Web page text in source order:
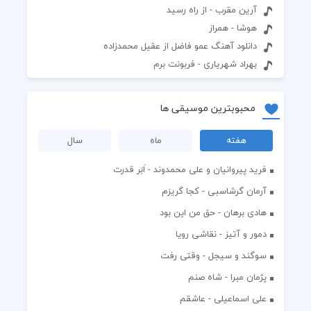
آرین مقرب - از راه رسید
هوشا - همراز
دانلود آهنگ عمو فاضل از عقیل محمدزاده
بهراد شهریاری - فربونت برم
محبوبترین موسیقی ها
هفته ماه
سال
فرید پیروانیان و علی محمدوند - اَبَر قدرت
آرمان گرشاسبی - کجا گریزم
هادی برهان - حق من این بود
دمور و آتیز - نقاشی رویا
سوگند و سیجل - وقتی رفت
پژمان مبرا - شاه صنم
علی اسماعیلی - عاشقم